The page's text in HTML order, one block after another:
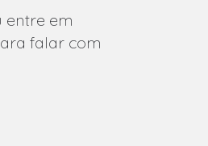
entre em
falar com